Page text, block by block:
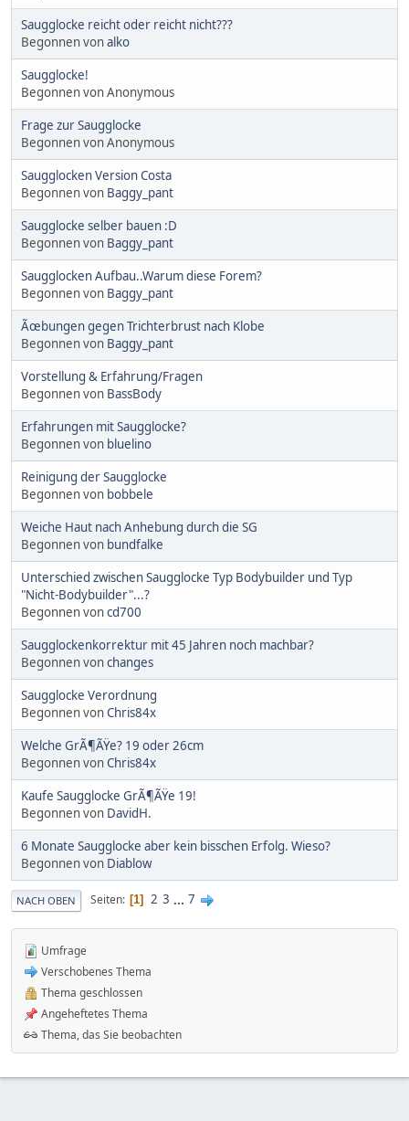
Saugglocke reicht oder reicht nicht???
Begonnen vonalko
Saugglocke!
Begonnen von Anonymous
Frage zur Saugglocke
Begonnen von Anonymous
Saugglocken Version Costa
Begonnen von Baggy_pant
Saugglocke selber bauen :D
Begonnen von Baggy_pant
Saugglocken Aufbau..Warum diese Forem?
Begonnen von Baggy_pant
Ãœbungen gegen Trichterbrust nach Klobe
Begonnen von Baggy_pant
Vorstellung & Erfahrung/Fragen
Begonnen von BassBody
Erfahrungen mit Saugglocke?
Begonnen von bluelino
Reinigung der Saugglocke
Begonnen von bobbele
Weiche Haut nach Anhebung durch die SG
Begonnen von bundfalke
Unterschied zwischen Saugglocke Typ Bodybuilder und Typ
"Nicht-Bodybuilder"...?
Begonnen voncd700
Saugglockenkorrektur mit 45 Jahren noch machbar?
Begonnen vonchanges
Saugglocke Verordnung
Begonnen vonChris84x
Welche GrÃ¶ÃŸe? 19 oder 26cm
Begonnen vonChris84x
Kaufe Saugglocke GrÃ¶ÃŸe 19!
Begonnen von DavidH.
6 Monate Saugglocke aber kein bisschen Erfolg. Wieso?
Begonnen von Diablow
NACH OBEN Seiten 1 2 3 ... 7
Umfrage
Verschobenes Thema
Thema geschlossen
Angeheftetes Thema
Thema, das Sie beobachten